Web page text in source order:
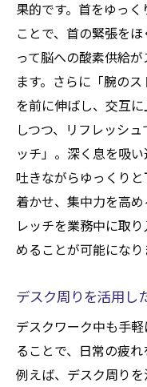
果的です。首をゆっ
ことで、首の緊張を
って脳への酸素供給
ます。さらに「腕の
を前に伸ばし、交互
しつつ、リフレッシ
ッチ」。深く息を吸
吐きながらゆっくり
着かせ、集中力を高
レッチを業務中に取
めることが可能になり
デスク周りを活用し
デスクワーク中も手
ることで、日常の疲れ
例えば、デスク周り